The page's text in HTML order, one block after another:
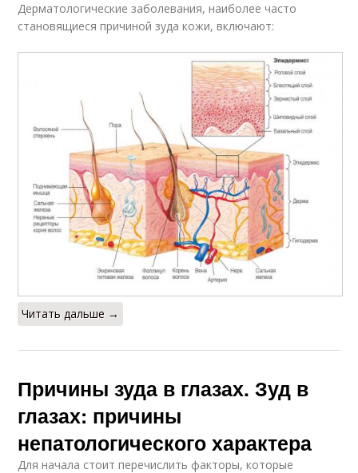
Дерматологические заболевания, наиболее часто
становящиеся причиной зуда кожи, включают:
Читать дальше →
Причины зуда в глазах. Зуд в
глазах: причины
непатологического характера
Для начала стоит перечислить факторы, которые